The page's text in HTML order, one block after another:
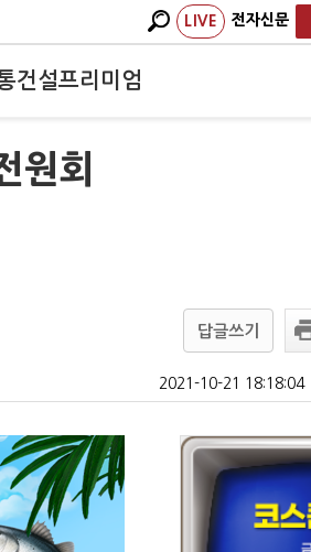
LIVE 전자신문
건설프리미엄
원회
답글쓰기
2021-10-21 18:18:04